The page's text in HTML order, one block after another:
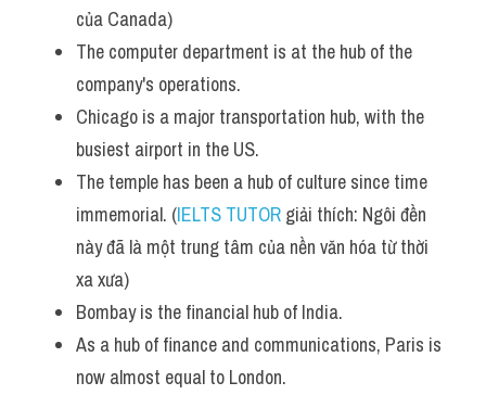
của Canada)
The computer department is at the hub of the
company's operations.
Chicago is a major transportation hub, with the
busiest airport in the US.
The temple has been a hub of culture since time
immemorial. (IELTS TUTOR giải thích: Ngôi đền
này đã là một trung tâm của nền văn hóa từ thời
xa xưa)
Bombay is the financial hub of India.
As a hub of finance and communications, Paris is
now almost equal to London.